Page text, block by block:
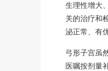
生理性增大
关的治疗和
泌正常、有
弓形子宫虽
医嘱按剂量